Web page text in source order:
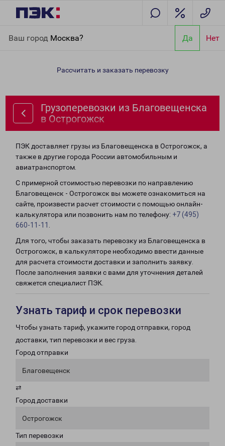
Ваш город Москва? Да Нет
Острогожск
Рассчитать и заказать перевозку
Грузоперевозки из Благовещенска
в Острогожск
ПЭК доставляет грузы из Благовещенска в Острогожск, а
также в другие города России автомобильным и
авиатранспортом.
С примерной стоимостью перевозки по направлению
Благовещенск - Острогожск вы можете ознакомиться на
сайте, произвести расчет стоимости с помощью онлайн-
калькулятора или позвонить нам по телефону: +7 (495)
660-11-11
Для того, чтобы заказать перевозку из Благовещенска в
Острогожск, в калькуляторе необходимо ввести данные
для расчета стоимости доставки и заполнить заявку.
После заполнения заявки с вами для уточнения деталей
свяжется специалист ПЭК.
Узнать тариф и срок перевозки
Чтобы узнать тариф, укажите город отправки, город
доставки, тип перевозки и вес груза.
Город отправки
Благовещенск
⇄
Город доставки
Острогожск
Тип перевозки